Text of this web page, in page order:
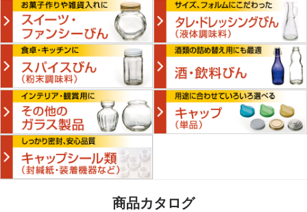
お問い合わせ
商品カタログ